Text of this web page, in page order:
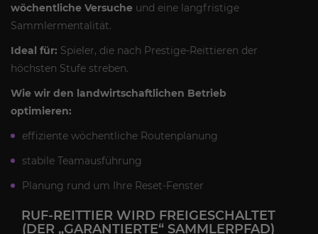
wöchentliche Versuche und eine langfristige
Sammlermentalität.
Ideal für: Spieler, die nach Prestige-Reittieren der
höchsten Stufe streben.
Wie wir den landwirtschaftlichen Betrieb
optimieren:
effiziente wöchentliche Routenplanung
stabile Teamausführung
Planung rund um Ihre Reset-Fenster
RUF-REITTIER WIRD FREIGESCHALTET
(DER „GARANTIERTE“ SAMMLERPFAD)